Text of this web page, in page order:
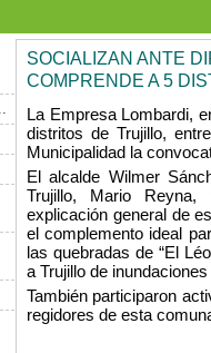
SOCIALIZAN ANTE
COMPRENDE A 5
La Empresa Lombardi,
distritos de Trujillo,
Municipalidad la
El alcalde Wilmer
Trujillo, Mario
explicación general de
el complemento ideal
las quebradas de “El
a Trujillo de
También participaron
regidores de esta